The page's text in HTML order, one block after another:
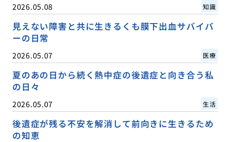
2026.05.08 知識
見えない障害と共に生きるくも膜下出血サバイバ
ーの日常
2026.05.07 医療
夏のあの日から続く熱中症の後遺症と向き合う私
の日々
2026.05.07 生活
後遺症が残る不安を解消して前向きに生きるため
の知恵